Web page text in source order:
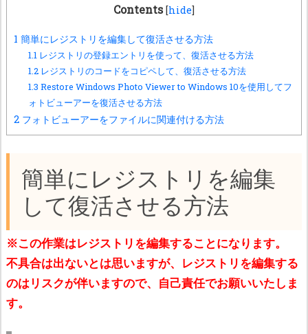
Contents [hide]
1 簡単にレジストリを編集して復活させる方法
1.1 レジストリの登録エントリを使って、復活させる方法
1.2 レジストリのコードをコピペして、復活させる方法
1.3 Restore Windows Photo Viewer to Windows 10を使用してフ
ォトビューアーを復活させる方法
2 フォトビューアーをファイルに関連付ける方法
簡単にレジストリを編集
して復活させる方法
※この作業はレジストリを編集することになります。
不具合は出ないとは思いますが、レジストリを編集する
のはリスクが伴いますので、自己責任でお願いいたしま
す。